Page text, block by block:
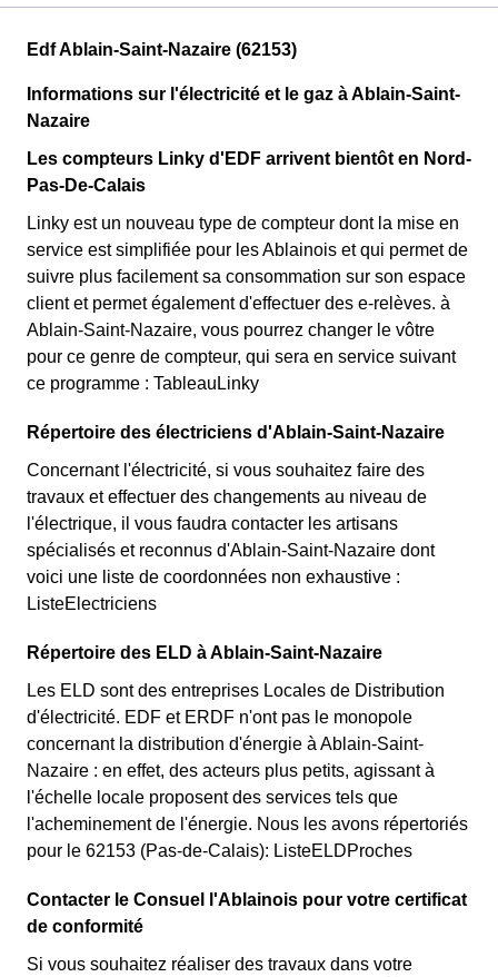
Edf Ablain-Saint-Nazaire (62153)
Informations sur l'électricité et le gaz à Ablain-Saint-
Nazaire
Les compteurs Linky d'EDF arrivent bientôt en Nord-
Pas-De-Calais
Linky est un nouveau type de compteur dont la mise en
service est simplifiée pour les Ablainois et qui permet de
suivre plus facilement sa consommation sur son espace
client et permet également d'effectuer des e-relèves. à
Ablain-Saint-Nazaire, vous pourrez changer le vôtre
pour ce genre de compteur, qui sera en service suivant
ce programme : TableauLinky
Répertoire des électriciens d'Ablain-Saint-Nazaire
Concernant l'électricité, si vous souhaitez faire des
travaux et effectuer des changements au niveau de
l'électrique, il vous faudra contacter les artisans
spécialisés et reconnus d'Ablain-Saint-Nazaire dont
voici une liste de coordonnées non exhaustive :
ListeElectriciens
Répertoire des ELD à Ablain-Saint-Nazaire
Les ELD sont des entreprises Locales de Distribution
d'électricité. EDF et ERDF n'ont pas le monopole
concernant la distribution d'énergie à Ablain-Saint-
Nazaire : en effet, des acteurs plus petits, agissant à
l'échelle locale proposent des services tels que
l'acheminement de l'énergie. Nous les avons répertoriés
pour le 62153 (Pas-de-Calais): ListeELDProches
Contacter le Consuel l'Ablainois pour votre certificat
de conformité
Si vous souhaitez réaliser des travaux dans votre